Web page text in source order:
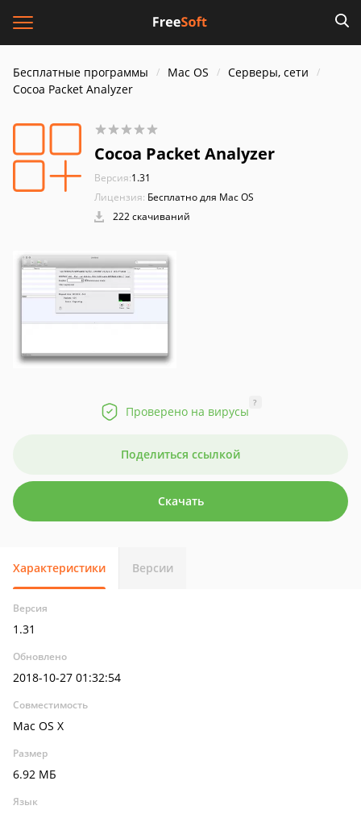
Бесплатные программы Mac OS
Серверы, сети
Cocoa Packet Analyzer
Cocoa Packet Analyzer
Версия:1.31
Лицензия: Бесплатно для Mac OS
222 скачиваний
Проверено на вирусы
?
Поделиться ссылкой
Скачать
Характеристики Версии
Версия
1.31
Обновлено
2018-10-27 01:32:54
Совместимость
Mac OS X
Размер
6.92 МБ
Язык